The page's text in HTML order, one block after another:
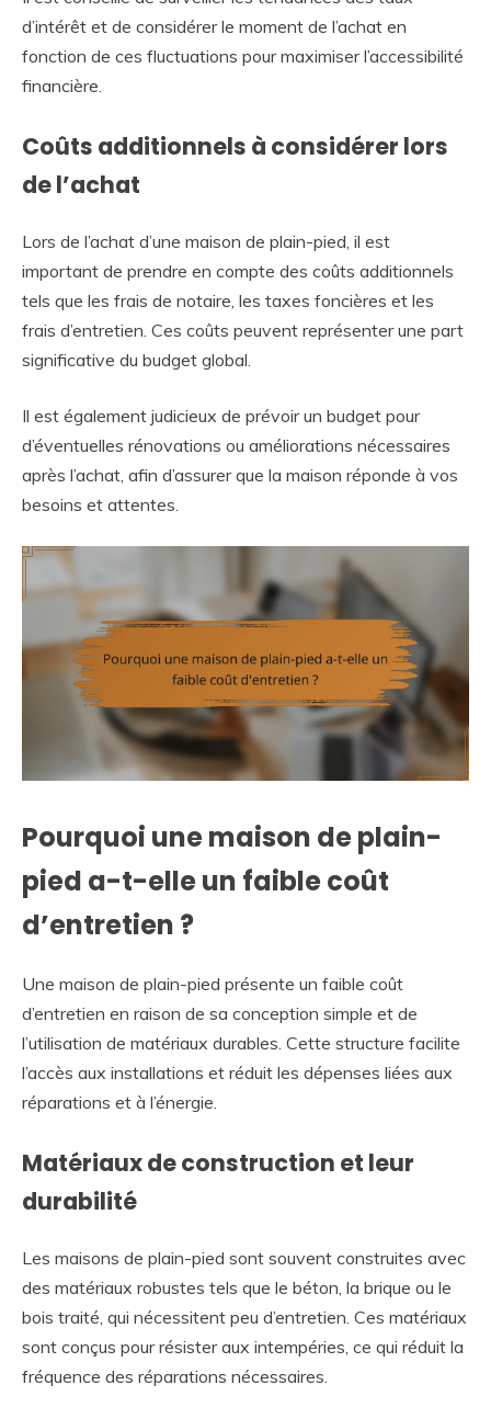
d’intérêt et de considérer le moment de l’achat en
fonction de ces fluctuations pour maximiser l’accessibilité
financière.
Coûts additionnels à considérer lors
de l’achat
Lors de l’achat d’une maison de plain-pied, il est
important de prendre en compte des coûts additionnels
tels que les frais de notaire, les taxes foncières et les
frais d’entretien. Ces coûts peuvent représenter une part
significative du budget global.
Il est également judicieux de prévoir un budget pour
d’éventuelles rénovations ou améliorations nécessaires
après l’achat, afin d’assurer que la maison réponde à vos
besoins et attentes.
Pourquoi une maison de plain-
pied a-t-elle un faible coût
d’entretien ?
Une maison de plain-pied présente un faible coût
d’entretien en raison de sa conception simple et de
l’utilisation de matériaux durables. Cette structure facilite
l’accès aux installations et réduit les dépenses liées aux
réparations et à l’énergie.
Matériaux de construction et leur
durabilité
Les maisons de plain-pied sont souvent construites avec
des matériaux robustes tels que le béton, la brique ou le
bois traité, qui nécessitent peu d’entretien. Ces matériaux
sont conçus pour résister aux intempéries, ce qui réduit la
fréquence des réparations nécessaires.